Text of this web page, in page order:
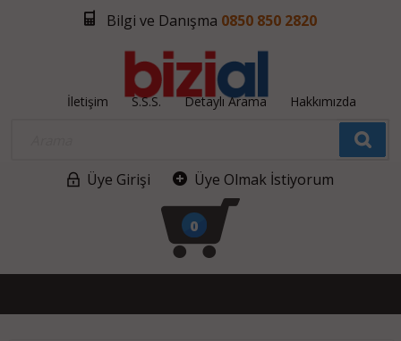
Bilgi ve Danışma 0850 850 2820
İletişim S.S.S. Detaylı Arama Hakkımızda
Üye Girişi Üye Olmak İstiyorum
0